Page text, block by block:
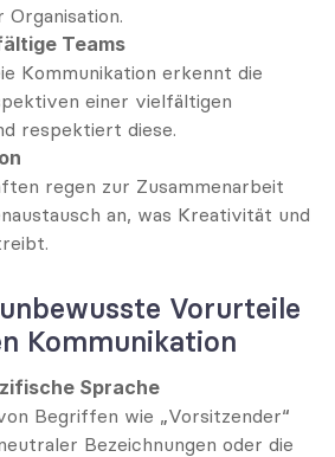
Teams
Kommunikation erkennt die
einer vielfältigen
respektiert diese.
regen zur Zusammenarbeit
an, was Kreativität und
Vorurteile
Kommunikation
Sprache
Begriffen wie „Vorsitzender“
Bezeichnungen oder die